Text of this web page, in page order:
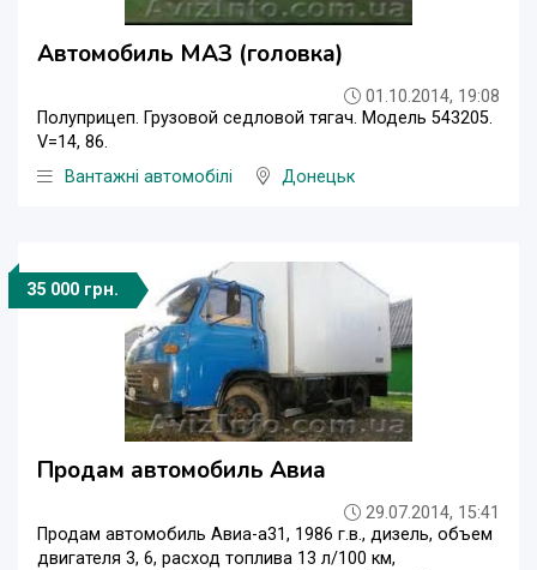
Автомобиль МАЗ (головка)
01.10.2014, 19:08
Полуприцеп. Грузовой седловой тягач. Модель 543205.
V=14, 86.
Вантажні автомобілі
Донецьк
35 000 грн.
Продам автомобиль Авиа
29.07.2014, 15:41
Продам автомобиль Авиа-а31, 1986 г.в., дизель, объем
двигателя 3, 6, расход топлива 13 л/100 км,